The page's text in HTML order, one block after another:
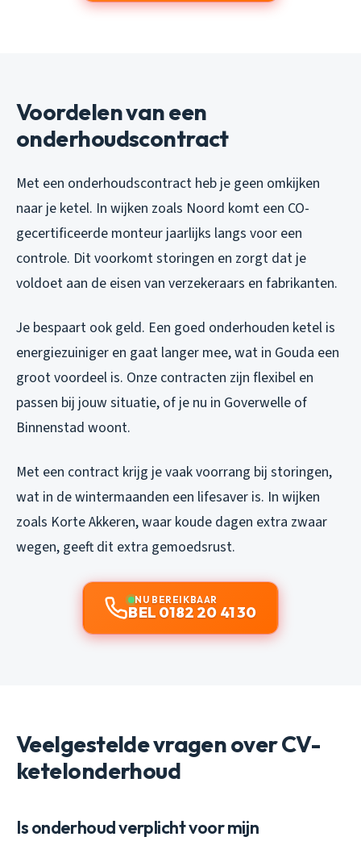
Voordelen van een
onderhoudscontract
Met een onderhoudscontract heb je geen omkijken
naar je ketel. In wijken zoals Noord komt een CO-
gecertificeerde monteur jaarlijks langs voor een
controle. Dit voorkomt storingen en zorgt dat je
voldoet aan de eisen van verzekeraars en fabrikanten.
Je bespaart ook geld. Een goed onderhouden ketel is
energiezuiniger en gaat langer mee, wat in Gouda een
groot voordeel is. Onze contracten zijn flexibel en
passen bij jouw situatie, of je nu in Goverwelle of
Binnenstad woont.
Met een contract krijg je vaak voorrang bij storingen,
wat in de wintermaanden een lifesaver is. In wijken
zoals Korte Akkeren, waar koude dagen extra zwaar
wegen, geeft dit extra gemoedsrust.
NU BEREIKBAAR
BEL 0182 20 41 30
Veelgestelde vragen over CV-
ketelonderhoud
Is onderhoud verplicht voor mijn